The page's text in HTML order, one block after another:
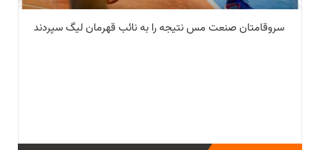
سروقامتان صنعت مس نتیجه را به نائب قهرمان لیگ سپردند